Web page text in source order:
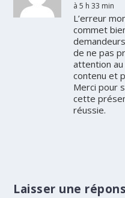
à 5 h 33 min
L’erreur
commet
de ne pas
attention
contenu et
Merci pour
cette
réussie.
Laisser une